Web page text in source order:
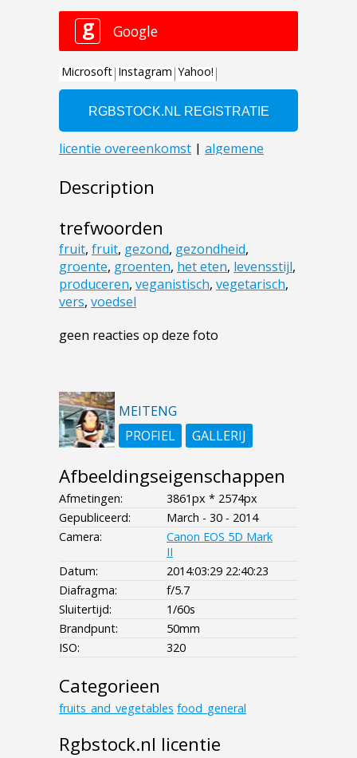
Description
trefwoorden
fruit, fruit, gezond, gezondheid,
groente, groenten, het eten, levensstijl,
produceren, veganistisch, vegetarisch,
vers, voedsel
geen reacties op deze foto
MEITENG
PROFIEL
GALLERIJ
Afbeeldingseigenschappen
Afmetingen:
3861px * 2574px
Gepubliceerd:
March - 30 - 2014
Camera:
Canon EOS 5D Mark
II
Datum:
2014:03:29 22:40:23
Diafragma:
f/5.7
Sluitertijd:
1/60s
Brandpunt:
50mm
ISO:
320
Categorieen
fruits_and_vegetables food_general
Rgbstock.nl licentie